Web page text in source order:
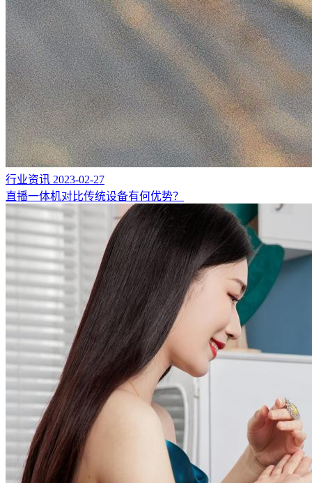
行业资讯 2023-02-27
直播一体机对比传统设备有何优势？